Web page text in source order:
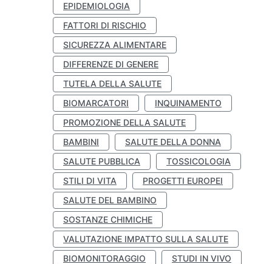
EPIDEMIOLOGIA
FATTORI DI RISCHIO
SICUREZZA ALIMENTARE
DIFFERENZE DI GENERE
TUTELA DELLA SALUTE
BIOMARCATORI
INQUINAMENTO
PROMOZIONE DELLA SALUTE
BAMBINI
SALUTE DELLA DONNA
SALUTE PUBBLICA
TOSSICOLOGIA
STILI DI VITA
PROGETTI EUROPEI
SALUTE DEL BAMBINO
SOSTANZE CHIMICHE
VALUTAZIONE IMPATTO SULLA SALUTE
BIOMONITORAGGIO
STUDI IN VIVO